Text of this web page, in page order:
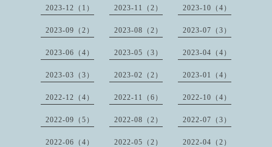
2023-12（1） 2023-11（2） 2023-10（4）
2023-09（2） 2023-08（2） 2023-07（3）
2023-06（4） 2023-05（3） 2023-04（4）
2023-03（3） 2023-02（2） 2023-01（4）
2022-12（4） 2022-11（6） 2022-10（4）
2022-09（5） 2022-08（2） 2022-07（3）
2022-06（4） 2022-05（2） 2022-04（2）